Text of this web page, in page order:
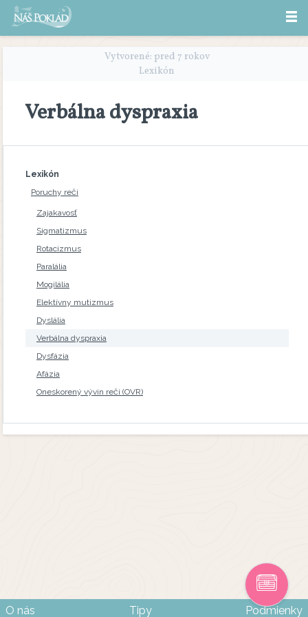
Vytvorené: pred 7 rokov
Lexikón
Verbálna dyspraxia
Lexikón
Poruchy reči
Zajakavosť
Sigmatizmus
Rotacizmus
Paralália
Mogilália
Elektívny mutizmus
Dyslália
Verbálna dyspraxia
Dysfázia
Afázia
Oneskorený vývin reči (OVR)
O nás Tipy Podmienky